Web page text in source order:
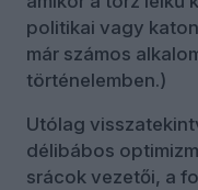
politikai vagy
már számos
történelemben.)
Utólag
délibábos
srácok vezetői, a